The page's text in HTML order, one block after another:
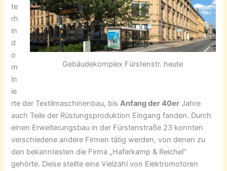
Gebäudekomplex Fürstenstr. heute
te
rh
in
d
o
m
in
ie
rte der Textilmaschinenbau, bisAnfang der 40er Jahre
auch Teile der Rüstungsproduktion Eingang fanden. Durch
einen Erweiterungsbau in der Fürstenstraße 23 konnten
verschiedene andere Firmen tätig werden, von denen zu
den bekanntesten die Firma „Haferkamp & Reichel“
gehörte. Diese stellte eine Vielzahl von Elektromotoren